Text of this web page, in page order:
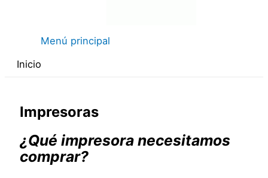
Menú principal
Inicio
Impresoras
¿Qué impresora necesitamos
comprar?